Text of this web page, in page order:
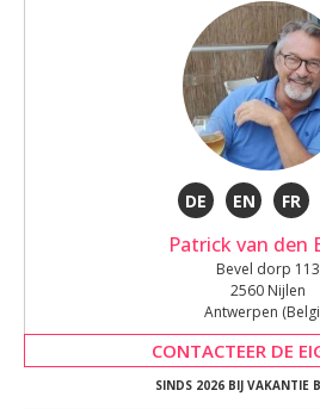
DE EN FR
Patrick van den
Bevel dorp 113
2560 Nijlen
Antwerpen
CONTACTEER DE
SINDS 2026 BIJ VAKANTIE